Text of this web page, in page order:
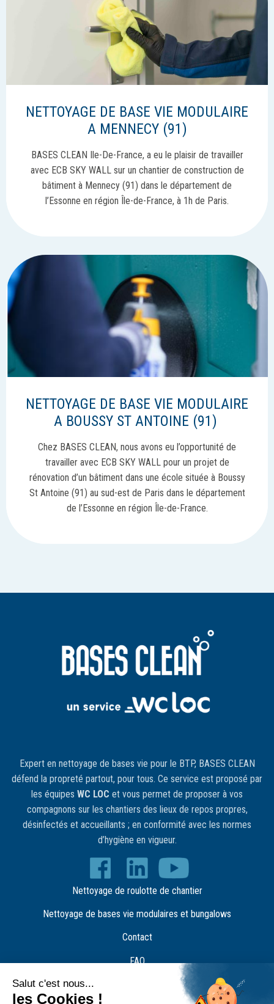
NETTOYAGE DE BASE VIE MODULAIRE
A MENNECY (91)
BASES CLEAN Ile-De-France, a eu le plaisir de travailler
avec ECB SKY WALL sur un chantier de construction de
bâtiment à Mennecy (91) dans le département de
l’Essonne en région Île-de-France, à 1h de Paris.
NETTOYAGE DE BASE VIE MODULAIRE
A BOUSSY ST ANTOINE (91)
Chez BASES CLEAN, nous avons eu l’opportunité de
travailler avec ECB SKY WALL pour un projet de
rénovation d’un bâtiment dans une école située à Boussy
St Antoine (91) au sud-est de Paris dans le département
de l’Essonne en région Île-de-France.
Expert en nettoyage de bases vie pour le BTP, BASES CLEAN
défend la propreté partout, pour tous. Ce service est proposé par
les équipes WC LOC et vous permet de proposer à vos
compagnons sur les chantiers des lieux de repos propres,
désinfectés et accueillants ; en conformité avec les normes
d’hygiène en vigueur.
Nettoyage de roulotte de chantier
Nettoyage de bases vie modulaires et bungalows
Contact
FAQ